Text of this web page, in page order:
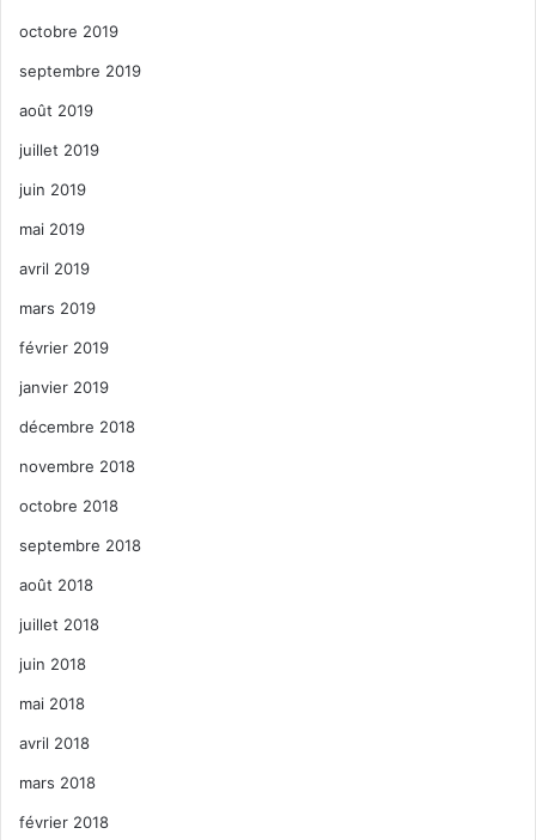
octobre 2019
septembre 2019
août 2019
juillet 2019
juin 2019
mai 2019
avril 2019
mars 2019
février 2019
janvier 2019
décembre 2018
novembre 2018
octobre 2018
septembre 2018
août 2018
juillet 2018
juin 2018
mai 2018
avril 2018
mars 2018
février 2018